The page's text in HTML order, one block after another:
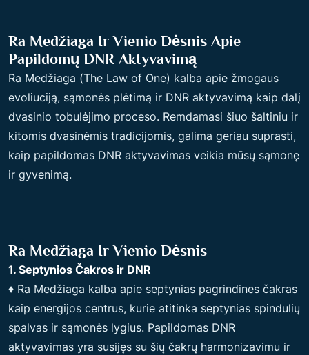
Ra Medžiaga Ir Vienio Dėsnis Apie
Papildomų DNR Aktyvavimą
Ra Medžiaga (The Law of One) kalba apie žmogaus
evoliuciją, sąmonės plėtimą ir DNR aktyvavimą kaip dalį
dvasinio tobulėjimo proceso. Remdamasi šiuo šaltiniu ir
kitomis dvasinėmis tradicijomis, galima geriau suprasti,
kaip papildomas DNR aktyvavimas veikia mūsų sąmonę
ir gyvenimą.
Ra Medžiaga Ir Vienio Dėsnis
1. Septynios Čakros ir DNR
♦ Ra Medžiaga kalba apie septynias pagrindines čakras
kaip energijos centrus, kurie atitinka septynias spindulių
spalvas ir sąmonės lygius. Papildomas DNR
aktyvavimas yra susijęs su šių čakrų harmonizavimu ir